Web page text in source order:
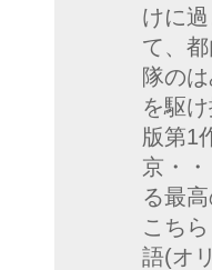
けに
て、
隊の
を駆
版第1
京・
る最
こち
語(オ